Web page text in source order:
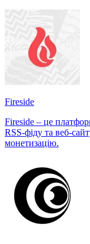
Fireside
Fireside – це
RSS-фіду та веб-
монетизацію.